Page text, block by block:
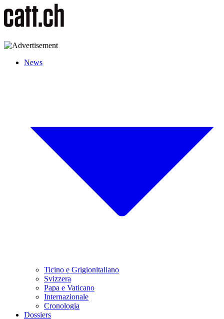
News
Ticino e Grigionitaliano
Svizzera
Papa e Vaticano
Internazionale
Cronologia
Dossiers